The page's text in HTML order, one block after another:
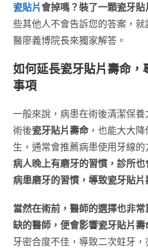
瓷貼片會掉嗎？裝了一顆瓷牙
些其他人不會告訴您的答案，就
醫廖義博院長來獨家解答。
如何延長瓷牙貼片壽命，
事項
一般來說，病患在術後清潔保
術後瓷牙貼片壽命 ，也能大大降
生，通常會推薦病患使用牙線
病人晚上有磨牙的習慣，診所
病患磨牙的習慣，導致瓷牙貼片
當然在術前，醫師的選擇也非
缺的醫師，便會影響瓷牙貼片壽
牙密合度不佳，導致二次蛀牙